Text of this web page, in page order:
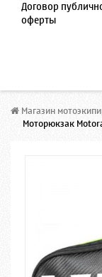
Договор
оферты
Магазин
Моторюкзак